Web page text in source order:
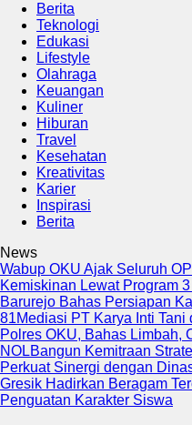
Berita
Teknologi
Edukasi
Lifestyle
Olahraga
Keuangan
Kuliner
Hiburan
Travel
Kesehatan
Kreativitas
Karier
Inspirasi
Berita
News
Wabup OKU Ajak Seluruh
Kemiskinan Lewat Program
Barurejo Bahas Persiapan
81Mediasi PT Karya Inti
Polres OKU, Bahas Limbah,
NOLBangun Kemitraan
Perkuat Sinergi dengan
Gresik Hadirkan Beragam
Penguatan Karakter Siswa